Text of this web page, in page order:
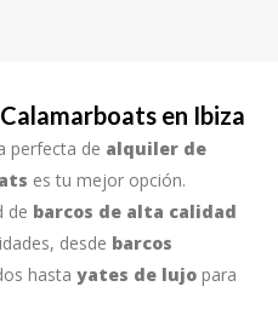
en Ibiza
perfecta de alquiler de
es tu mejor opción.
de barcos de alta calidad
desde barcos
hasta yates de lujo para